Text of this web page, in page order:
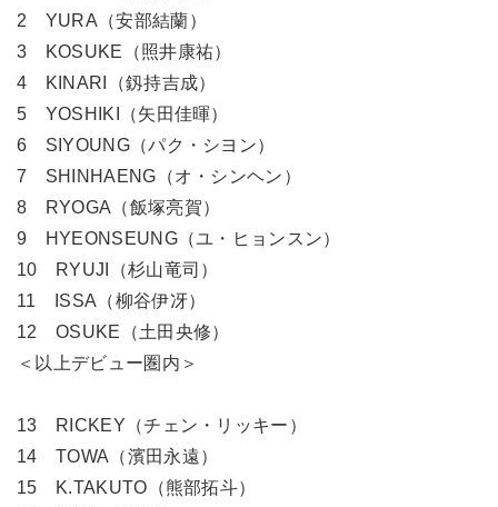
2 YURA（安部結蘭）
3 KOSUKE（照井康祐）
4 KINARI（釼持吉成）
5 YOSHIKI（矢田佳暉）
6 SIYOUNG（パク・シヨン）
7 SHINHAENG（オ・シンヘン）
8 RYOGA（飯塚亮賀）
9 HYEONSEUNG（ユ・ヒョンスン）
10 RYUJI（杉山竜司）
11 ISSA（柳谷伊冴）
12 OSUKE（土田央修）
＜以上デビュー圏内＞
13 RICKEY（チェン・リッキー）
14 TOWA（濱田永遠）
15 K.TAKUTO（熊部拓斗）